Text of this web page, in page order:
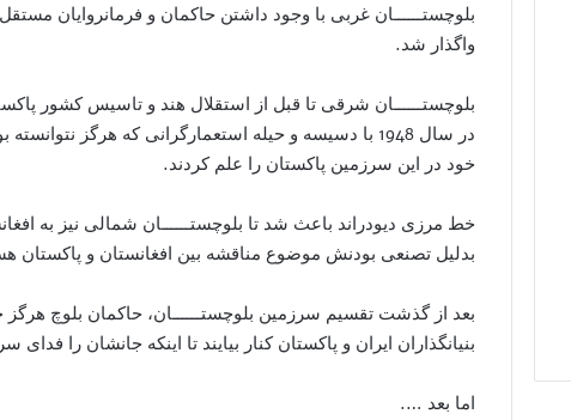
بلوچستــــــان غربی با وجود داشتن حاکمان و فرمانروایان
واگذار شد.
بلوچستــــــان شرقی تا قبل از استقلال هند و تاسیس کشور
در سال 1948 با دسیسه و حیله استعمارگرانی که هرگز
خود در این سرزمین پاکستان را علم کردند.
خط مرزی دیودراند باعث شد تا بلوچستــــــان شمالی نیز به
بدلیل تصنعی بودنش موضوع مناقشه بین افغانستان و پاکستان
بعد از گذشت تقسیم سرزمین بلوچستــــــان، حاکمان بلوچ
بنیانگذاران ایران و پاکستان کنار بیایند تا اینکه جانشان را
اما بعد ….